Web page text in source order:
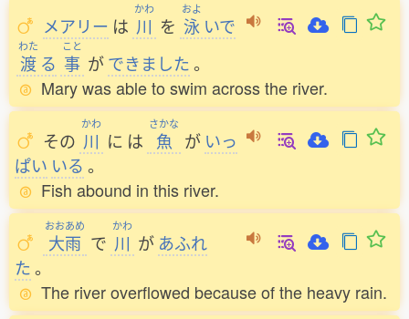
メアリー は
かわ
川 を
およ
泳 いで
わた
渡 る
こと
事 ができました。
Mary was able to swim across the river.
その
かわ
川 に は
さかな
魚 が いっ
ぱい いる 。
Fish abound in this river.
おおあめ
大雨 で
かわ
川 が あふれ
た。
The river overflowed because of the heavy rain.